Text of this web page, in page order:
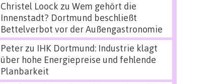
Christel Loock zu Wem gehört die
Innenstadt? Dortmund beschließt
Bettelverbot vor der Außengastronomie
Peterzu IHK Dortmund: Industrie klagt
über hohe Energiepreise und fehlende
Planbarkeit